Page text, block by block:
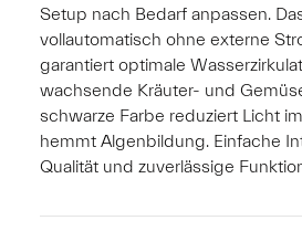
Setup nach Bedarf anpassen.
vollautomatisch ohne externe
garantiert optimale
wachsende Kräuter- und
schwarze Farbe reduziert Licht
hemmt Algenbildung. Einfache
Qualität und zuverlässige